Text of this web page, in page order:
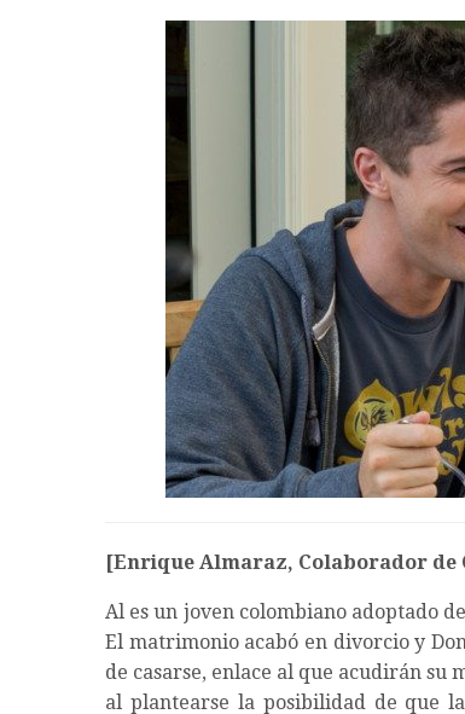
[Enrique Almaraz, Colaborador de
Al es un joven colombiano adoptado
El matrimonio acabó en divorcio y
de casarse, enlace al que acudirán su
al plantearse la posibilidad de que